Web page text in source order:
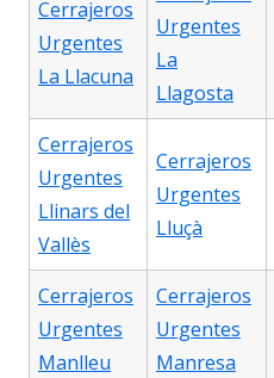
Cerrajeros
Urgentes
La Llacuna
Urgentes
La
Llagosta
Cerrajeros
Urgentes
Llinars del
Vallès
Cerrajeros
Urgentes
Lluçà
Cerrajeros
Urgentes
Manlleu
Cerrajeros
Urgentes
Manresa